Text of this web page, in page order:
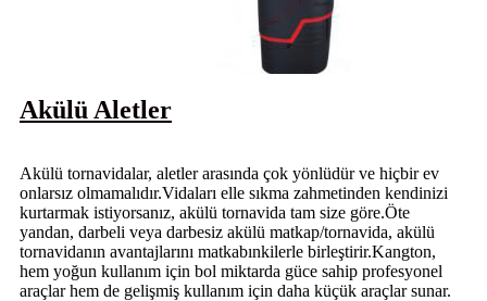
Akülü Aletler
Akülü tornavidalar, aletler arasında çok yönlüdür ve hiçbir ev
onlarsız olmamalıdır.Vidaları elle sıkma zahmetinden kendinizi
kurtarmak istiyorsanız, akülü tornavida tam size göre.Öte
yandan, darbeli veya darbesiz akülü matkap/tornavida, akülü
tornavidanın avantajlarını matkabınkilerle birleştirir.Kangton,
hem yoğun kullanım için bol miktarda güce sahip profesyonel
araçlar hem de gelişmiş kullanım için daha küçük araçlar sunar.